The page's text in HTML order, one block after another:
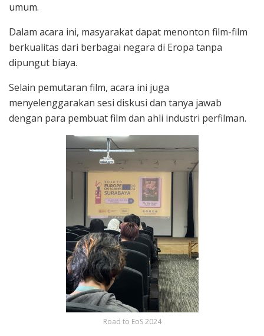
umum.
Dalam acara ini, masyarakat dapat menonton film-film
berkualitas dari berbagai negara di Eropa tanpa
dipungut biaya.
Selain pemutaran film, acara ini juga
menyelenggarakan sesi diskusi dan tanya jawab
dengan para pembuat film dan ahli industri perfilman.
Road to EoS 2024